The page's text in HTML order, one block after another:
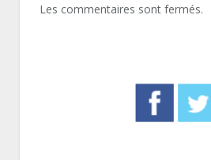
Les commentaires sont fermés.